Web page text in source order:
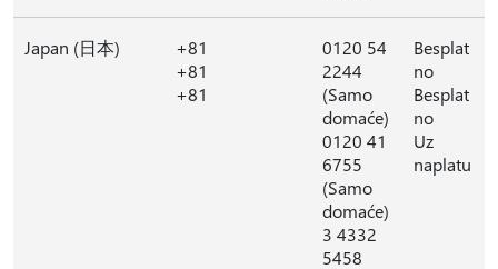
Japan (日本)
+81
+81
+81
0120 54
2244
(Samo
domaće)
0120 41
6755
(Samo
domaće)
3 4332
5458
Besplat
no
Besplat
no
Uz
naplatu